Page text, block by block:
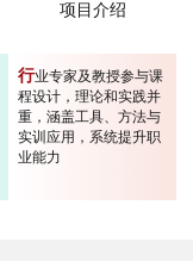
项目介绍
行业专家及教授参与课
程设计，理论和实践并
重，涵盖工具、方法与
实训应用，系统提升职
业能力